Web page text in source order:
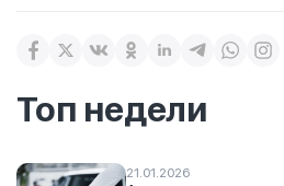
Топ недели
21.01.2026